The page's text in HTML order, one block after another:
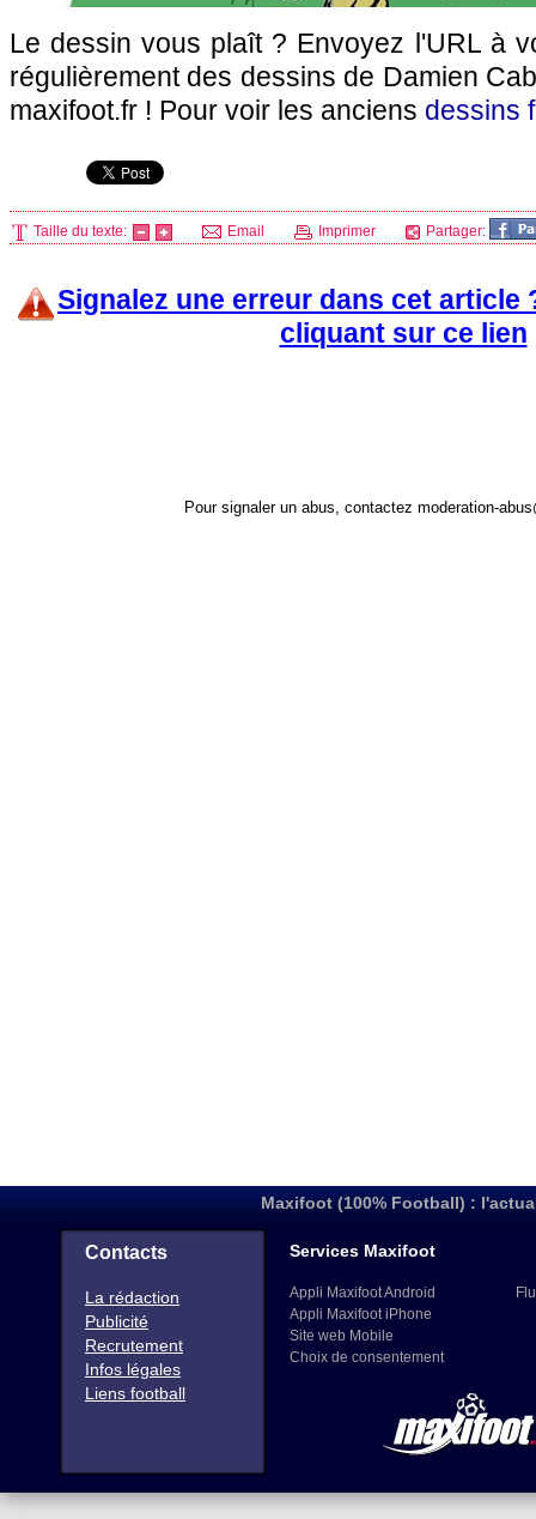
Le dessin vous plaît ? Envoyez l'URL à
régulièrement des dessins de Damien
maxifoot.fr ! Pour voir les anciens dessins
Taille du texte: Email Imprimer Partager:
Signalez une erreur dans cet article
cliquant sur ce lien
Pour signaler un abus, contactez moderation-
Maxifoot (100% Football) :
Contacts
La rédaction
Publicité
Recrutement
Infos légales
Liens football
Services Maxifoot
Appli Maxifoot Android
Appli Maxifoot iPhone
Site web Mobile
Choix de consentement